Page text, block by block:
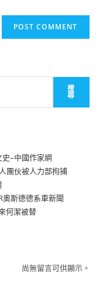
搜
尋
–中國作家網
團伙被人力部拘捕
奧斯德德系車新聞
何潔被替
尚無留言可供顯示。